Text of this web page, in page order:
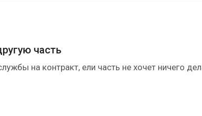
часть
на контракт, ели часть не хочет ничего